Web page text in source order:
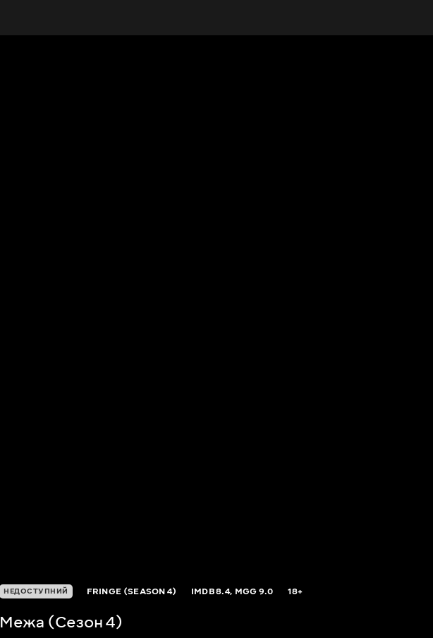
НЕДОСТУПНИЙ FRINGE (SEASON 4) IMDB8.4, MGG9.0 18+
Межа (Сезон 4)